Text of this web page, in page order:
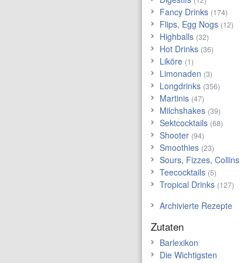
Fancy Drinks (174)
Flips, Egg Nogs (12)
Highballs (32)
Hot Drinks (36)
Liköre (1)
Limonaden (3)
Longdrinks (356)
Martinis (47)
Milchshakes (39)
Sektcocktails (68)
Shooter (94)
Smoothies (23)
Sours, Fizzes, Collins
Teecocktails (5)
Tropical Drinks (127)
Archivierte Rezepte
Zutaten
Barlexikon
Die Wichtigsten